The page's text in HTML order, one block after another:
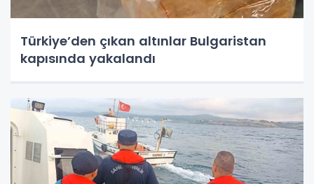
Türkiye’den çıkan altınlar Bulgaristan
kapısında yakalandı